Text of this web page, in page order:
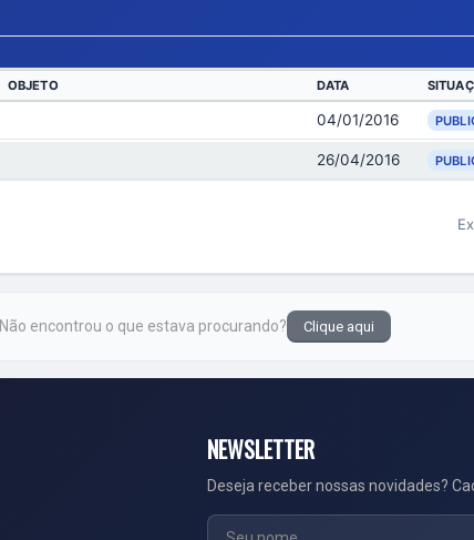
OBJETO DATA
04/01/2016
26/04/2016
Não encontrou o que estava procurando? Clique aqui
NEWSLETTER
Deseja receber nossas novidades?